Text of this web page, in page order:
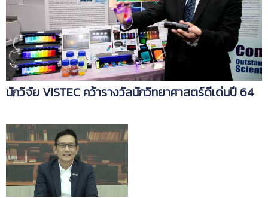
นักวิจัย VISTEC คว้ารางวัลนักวิทยาศาสตร์ดีเด่นปี 64